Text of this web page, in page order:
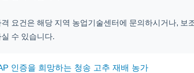
요건은 해당 지역 농업기술센터에 문의하시거나, 보
수 있습니다.
인증을 희망하는 청송 고추 재배 농가